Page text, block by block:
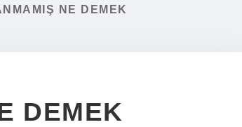
NE DEMEK
DEMEK